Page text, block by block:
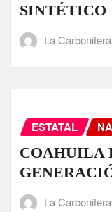
SINTÉTICO
La Carbonifera
ESTATAL
COAHUILA
La Carbonifera